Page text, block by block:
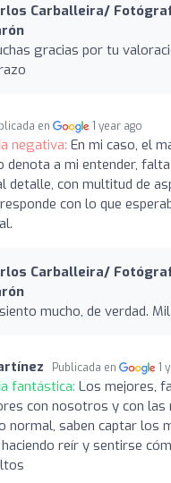
Carballeira/
gracias por tu
en 1 year ago
negativa: En mi caso, el
denota a mi entender,
detalle, con multitud de
con lo que
Carballeira/
mucho, de verdad.
Publicada en 1
fantástica: Los mejores,
con nosotros y con las
normal, saben captar los
reír y sentirse